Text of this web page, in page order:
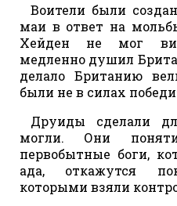
Воители были
маи в ответ на
Хейден не мог
медленно душил
делало Британию
были не в силах
Друиды сделали
могли. Они
первобытные боги,
ада, откажутся
которыми взяли